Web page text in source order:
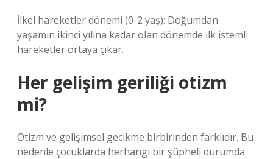
İlkel hareketler dönemi (0-2 yaş): Doğumdan
yaşamın ikinci yılına kadar olan dönemde ilk istemli
hareketler ortaya çıkar.
Her gelişim geriliği otizm
mi?
Otizm ve gelişimsel gecikme birbirinden farklıdır. Bu
nedenle çocuklarda herhangi bir şüpheli durumda